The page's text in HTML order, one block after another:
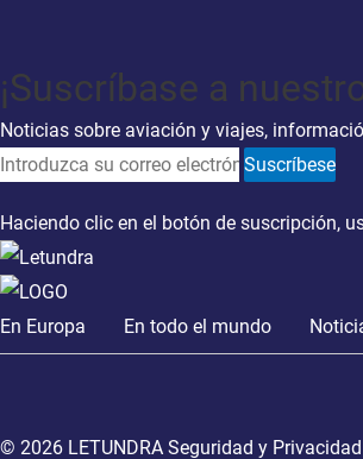
¡Suscríbase a
Noticias sobre aviación y viajes,
Suscríbese
Haciendo clic en el botón de suscripción,
En Europa En todo el mundo
© 2026 LETUNDRA Seguridad y Privacidad